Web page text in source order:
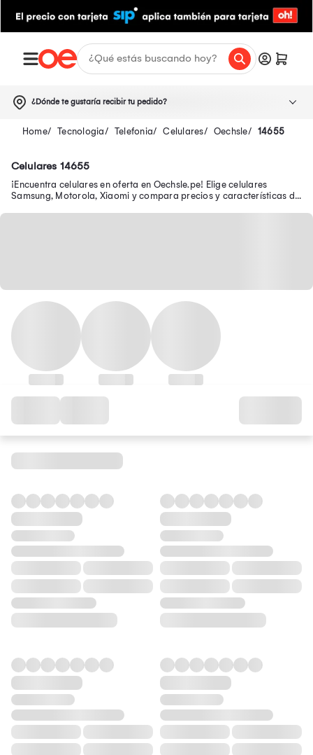
¿Dónde te gustaría recibir tu pedido?
Tecnologia Telefonia Celulares Oechsle 14655
Celulares 14655
¡Encuentra celulares en oferta en Oechsle.pe! Elige celulares
Samsung, Motorola, Xiaomi y compara precios y características de